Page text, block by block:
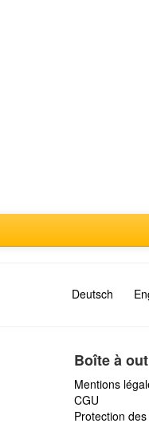
Deutsch
Boîte à
Mentions
CGU
Protection